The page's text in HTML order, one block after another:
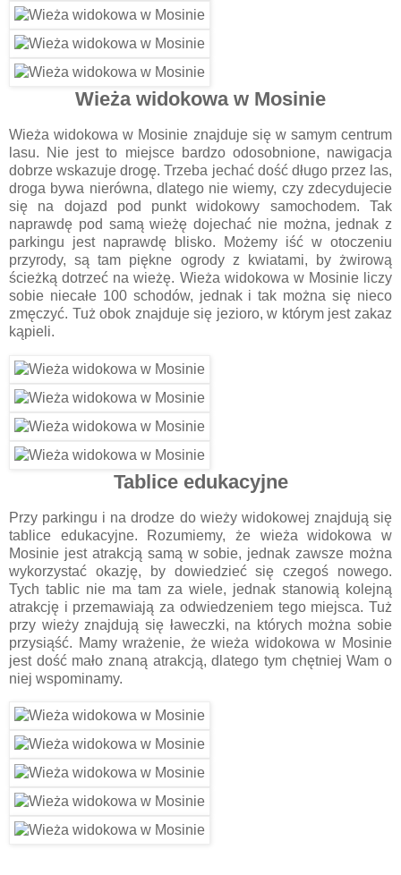
Wieża widokowa w Mosinie
Wieża widokowa w Mosinie znajduje się w samym centrum
lasu. Nie jest to miejsce bardzo odosobnione, nawigacja
dobrze wskazuje drogę. Trzeba jechać dość długo przez las,
droga bywa nierówna, dlatego nie wiemy, czy zdecydujecie
się na dojazd pod punkt widokowy samochodem. Tak
naprawdę pod samą wieżę dojechać nie można, jednak z
parkingu jest naprawdę blisko. Możemy iść w otoczeniu
przyrody, są tam piękne ogrody z kwiatami, by żwirową
ścieżką dotrzeć na wieżę. Wieża widokowa w Mosinie liczy
sobie niecałe 100 schodów, jednak i tak można się nieco
zmęczyć. Tuż obok znajduje się jezioro, w którym jest zakaz
kąpieli.
Tablice edukacyjne
Przy parkingu i na drodze do wieży widokowej znajdują się
tablice edukacyjne. Rozumiemy, że wieża widokowa w
Mosinie jest atrakcją samą w sobie, jednak zawsze można
wykorzystać okazję, by dowiedzieć się czegoś nowego.
Tych tablic nie ma tam za wiele, jednak stanowią kolejną
atrakcję i przemawiają za odwiedzeniem tego miejsca. Tuż
przy wieży znajdują się ławeczki, na których można sobie
przysiąść. Mamy wrażenie, że wieża widokowa w Mosinie
jest dość mało znaną atrakcją, dlatego tym chętniej Wam o
niej wspominamy.